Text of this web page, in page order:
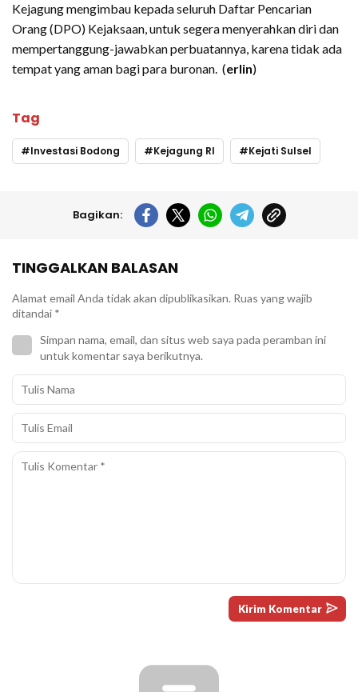
Kejagung mengimbau kepada seluruh Daftar Pencarian
Orang (DPO) Kejaksaan, untuk segera menyerahkan diri dan
mempertanggung-jawabkan perbuatannya, karena tidak ada
tempat yang aman bagi para buronan. (erlin)
Tag
Investasi Bodong Kejagung RI Kejati Sulsel
Bagikan:
TINGGALKAN BALASAN
Alamat email Anda tidak akan dipublikasikan. Ruas yang wajib
ditandai *
Simpan nama, email, dan situs web saya pada peramban ini
untuk komentar saya berikutnya.